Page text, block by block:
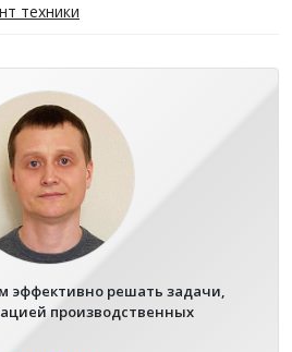
техники
эффективно решать задачи,
производственных